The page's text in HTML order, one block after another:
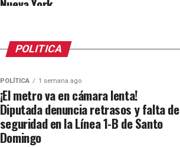
Nueva York
POLITICA
POLÍTICA 1 semana ago
¡El metro va en cámara lenta!
Diputada denuncia retrasos y falta de
seguridad en la Línea 1-B de Santo
Domingo